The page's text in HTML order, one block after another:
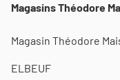
Magasins Théodore
Magasin Théodore
ELBEUF